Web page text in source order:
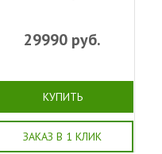
29990 руб.
КУПИТЬ
ЗАКАЗ В 1 КЛИК